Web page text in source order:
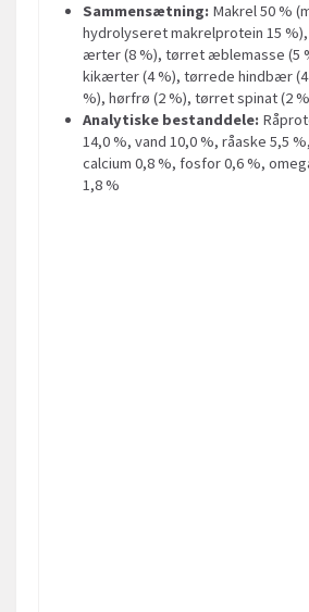
Sammensætning: Makrel 50 %
hydrolyseret makrelprotein 15
ærter (8 %), tørret æblemasse (5
kikærter (4 %), tørrede hindbær
%), hørfrø (2 %), tørret spinat (2
Analytiske bestanddele:
14,0 %, vand 10,0 %, råaske 5,5
calcium 0,8 %, fosfor 0,6 %,
1,8 %